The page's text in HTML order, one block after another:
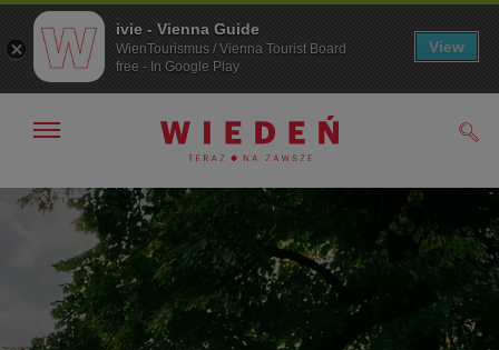
Przejdź
nawigacji
Przejdź
Pokaż/ukryj
ivie - Vienna Guide
WienTourismus / Vienna Tourist Board
free - In Google Play
View